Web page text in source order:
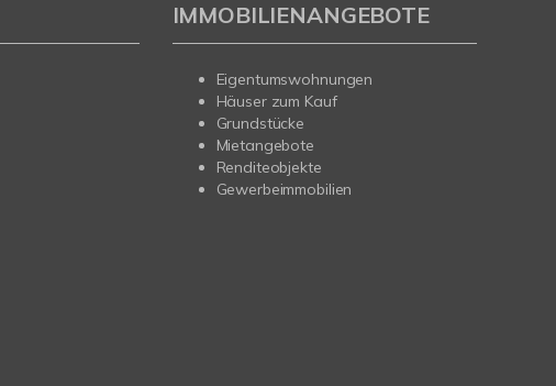
IMMOBILIENANGEBOTE
Eigentumswohnungen
Häuser zum Kauf
Grundstücke
Mietangebote
Renditeobjekte
Gewerbeimmobilien